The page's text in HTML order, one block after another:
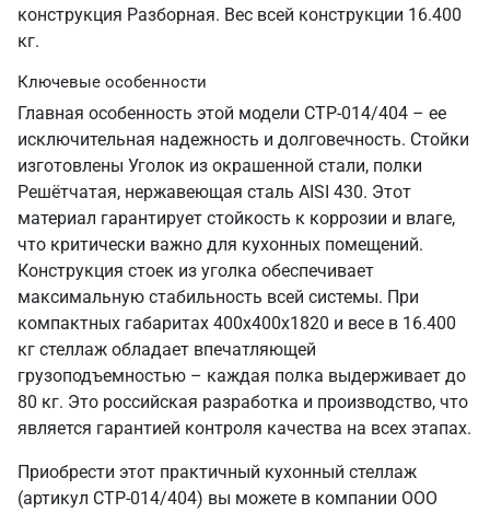
конструкция Разборная. Вес всей конструкции 16.400
кг.
Ключевые особенности
Главная особенность этой модели СТР-014/404 – ее
исключительная надежность и долговечность. Стойки
изготовлены Уголок из окрашенной стали, полки
Решётчатая, нержавеющая сталь AISI 430. Этот
материал гарантирует стойкость к коррозии и влаге,
что критически важно для кухонных помещений.
Конструкция стоек из уголка обеспечивает
максимальную стабильность всей системы. При
компактных габаритах 400х400х1820 и весе в 16.400
кг стеллаж обладает впечатляющей
грузоподъемностью – каждая полка выдерживает до
80 кг. Это российская разработка и производство, что
является гарантией контроля качества на всех этапах.
Приобрести этот практичный кухонный стеллаж
(артикул СТР-014/404) вы можете в компании ООО